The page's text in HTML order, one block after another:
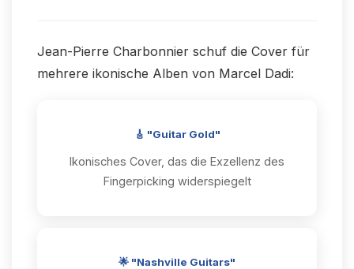
Jean-Pierre Charbonnier schuf die Cover für
mehrere ikonische Alben von Marcel Dadi:
🎸 "Guitar Gold"
Ikonisches Cover, das die Exzellenz des
Fingerpicking widerspiegelt
🌟 "Nashville Guitars"